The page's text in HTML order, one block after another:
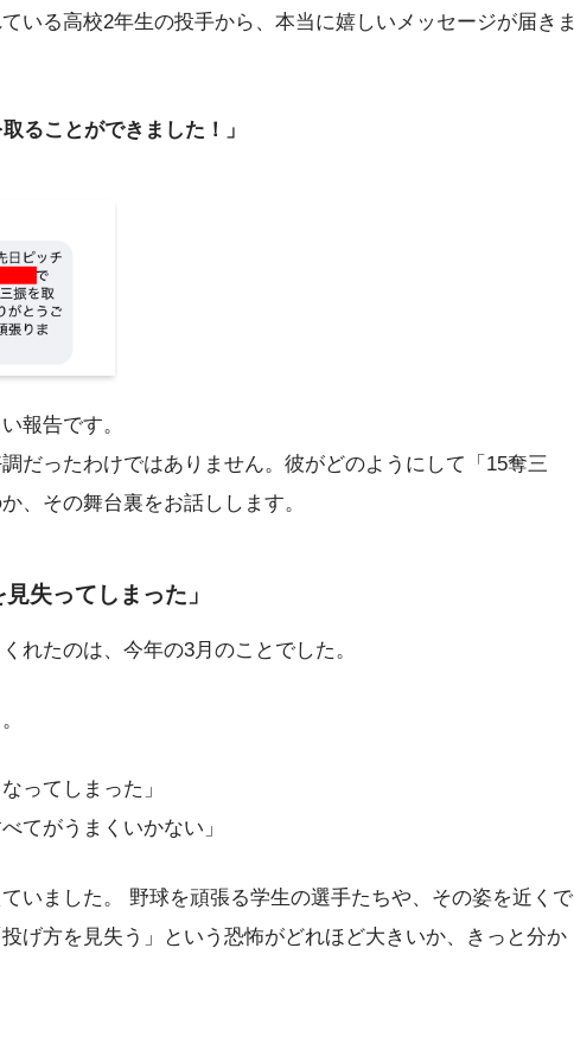
いる高校2年生の投手から、本当に嬉しいメッセージが届きま
ることができました！」
報告です。
だったわけではありません。彼がどのようにして「15奪三
、その舞台裏をお話しします。
失ってしまった」
れたのは、今年の3月のことでした。
ってしまった」
てがうまくいかない」
いました。 野球を頑張る学生の選手たちや、その姿を近くで
げ方を見失う」という恐怖がどれほど大きいか、きっと分か